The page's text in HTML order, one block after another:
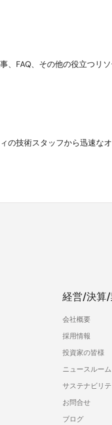
、FAQ、その他の役立つリソ
の技術スタッフから迅速な
経営/決算
会社概要
採用情報
投資家の皆様
ニュースルーム
サステナビリテ
お問合せ
ブログ